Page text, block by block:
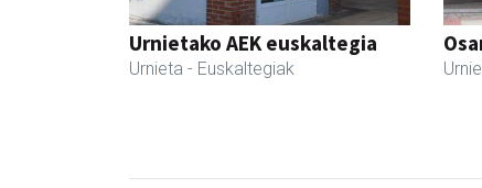
Urnietako AEK euskaltegia
Urnieta - Euskaltegiak